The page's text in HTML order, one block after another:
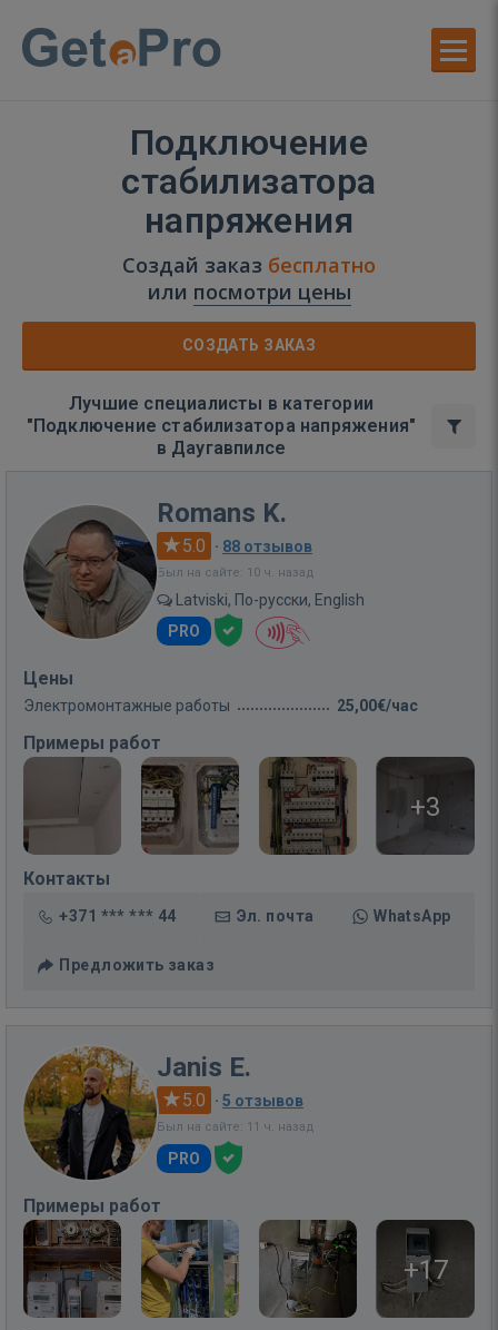
Подключение
стабилизатора
напряжения
Создай заказ бесплатно
или посмотри цены
СОЗДАТЬ ЗАКАЗ
Лучшие специалисты в категории
"Подключение стабилизатора напряжения"
в Даугавпилсе
Romans K.
5.0 · 88 отзывов
Был на сайте: 10 ч. назад
Latviski, По-русски, English
PRO
Цены
Электромонтажные работы 25,00€/час
Примеры работ
+3
Контакты
+371 *** *** 44 Эл. почта WhatsApp
Предложить заказ
Janis E.
5.0 · 5 отзывов
Был на сайте: 11 ч. назад
PRO
Примеры работ
+17